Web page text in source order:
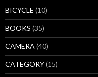
BICYCLE (10)
BOOKS (35)
CAMERA (40)
CATEGORY(15)